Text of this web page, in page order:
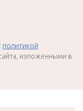
политикой
изложенными в